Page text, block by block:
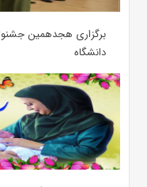
برگزاری هجدهمین
دانشگاه